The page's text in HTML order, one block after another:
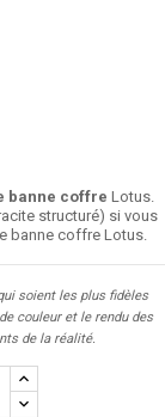
banne coffre Lotus.
structuré) si vous
banne coffre Lotus.
soient les plus fidèles
couleur et le rendu des
de la réalité.